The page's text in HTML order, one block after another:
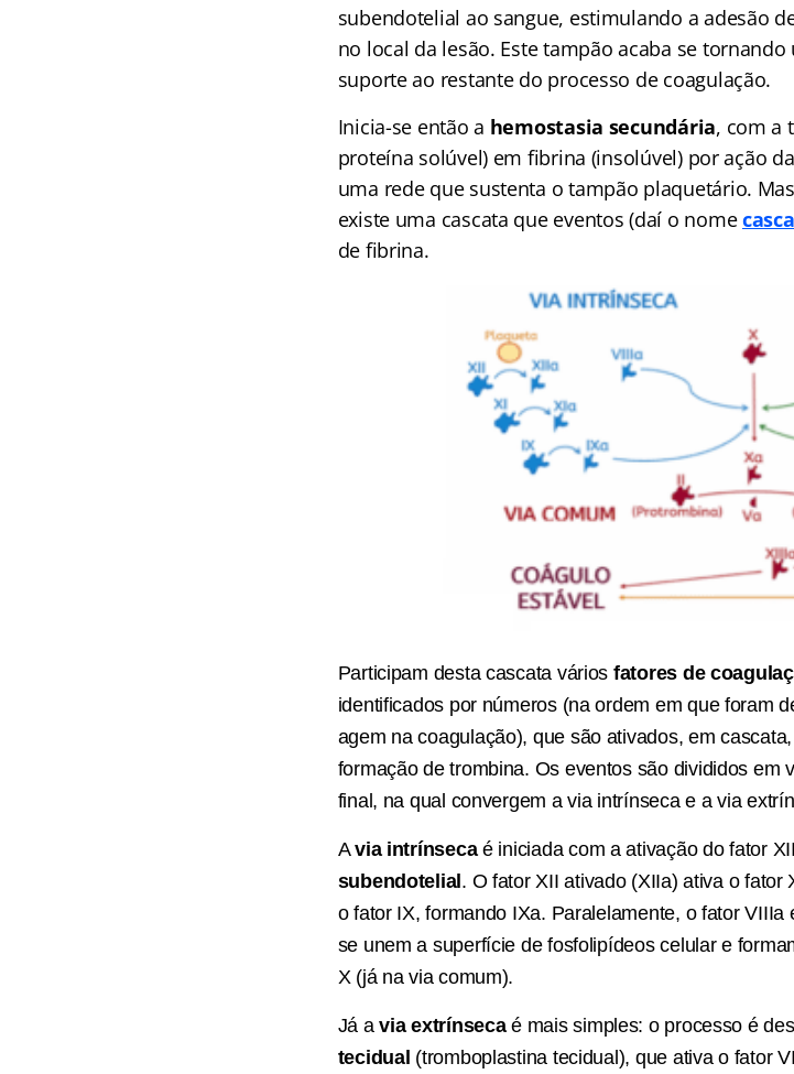
subendotelial ao sangue, estimulando a adesão
no local da lesão. Este tampão acaba se
suporte ao restante do processo de coagulação.
Inicia-se então a hemostasia secundária, com a
proteína solúvel) em fibrina (insolúvel) por ação
uma rede que sustenta o tampão plaquetário.
existe uma cascata que eventos (daí o nome
de fibrina.
Participam desta cascata vários fatores de
identificados por números (na ordem em que foram
agem na coagulação), que são ativados, em
formação de trombina. Os eventos são divididos em
final, na qual convergem a via intrínseca e a via
Avia intrínsecaé iniciada com a ativação do fator
subendotelial . O fator XII ativado (XIIa) ativa o
o fator IX, formando IXa. Paralelamente, o fator
se unem a superfície de fosfolipídeos celular e
X (já na via comum).
Já avia extrínsecaé mais simples: o processo é
tecidual (tromboplastina tecidual), que ativa o fator